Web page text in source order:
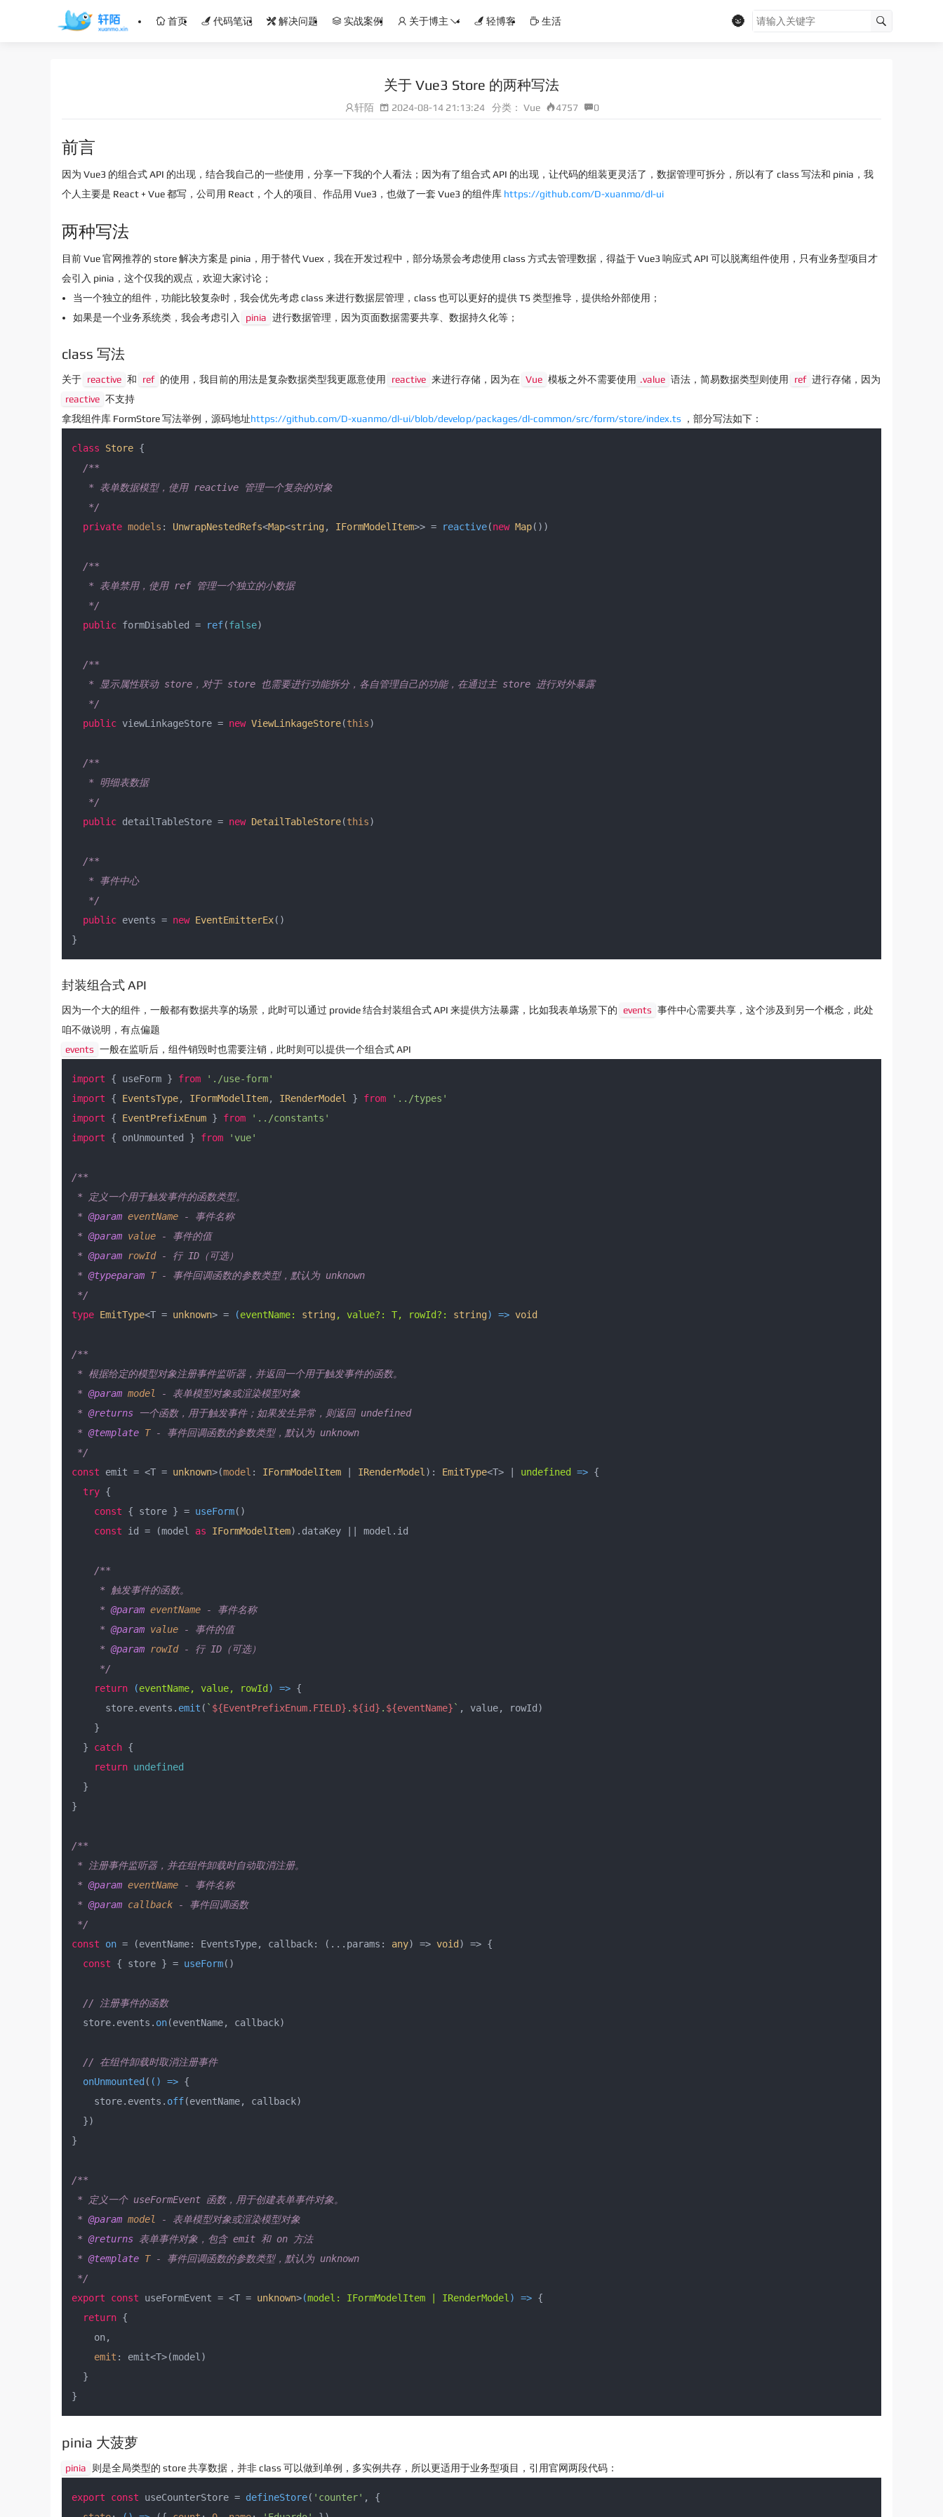
首页 代码笔记 解决问题 实战案例 关于博主 轻博客 生活 🌚
关于 Vue3 Store 的两种写法
轩陌 2024-08-14 21:13:24 分类： Vue 4757 0
前言
因为 Vue3 的组合式 API 的出现，结合我自己的一些使用，分享一下我的个人看法；因为有了组合式 API 的出现，让代码的组装更灵活了，数据管理可拆分，所以有了 class 写法和 pinia，我
个人主要是 React + Vue 都写，公司用 React，个人的项目、作品用 Vue3，也做了一套 Vue3 的组件库 https://github.com/D-xuanmo/dl-ui
两种写法
目前 Vue 官网推荐的 store 解决方案是 pinia，用于替代 Vuex，我在开发过程中，部分场景会考虑使用 class 方式去管理数据，得益于 Vue3 响应式 API 可以脱离组件使用，只有业务型项目才
会引入 pinia，这个仅我的观点，欢迎大家讨论；
当一个独立的组件，功能比较复杂时，我会优先考虑 class 来进行数据层管理，class 也可以更好的提供 TS 类型推导，提供给外部使用；
如果是一个业务系统类，我会考虑引入
pinia 进行数据管理，因为页面数据需要共享、数据持久化等；
class 写法
关于 reactive 和 ref 的使用，我目前的用法是复杂数据类型我更愿意使用 reactive 来进行存储，因为在 Vue 模板之外不需要使用 .value 语法，简易数据类型则使用 ref 进行存储，因为
reactive 不支持
拿我组件库 FormStore 写法举例，源码地址https://github.com/D-xuanmo/dl-ui/blob/develop/packages/dl-common/src/form/store/index.ts ，部分写法如下：
class Store {
/**
   * 表单数据模型，使用 reactive 管理一个复杂的对象
   */
private models : UnwrapNestedRefs<Map<string, IFormModelItem>> = reactive(new Map())
/**
   * 表单禁用，使用 ref 管理一个独立的小数据
   */
public formDisabled = ref(false)
/**
   * 显示属性联动 store，对于 store 也需要进行功能拆分，各自管理自己的功能，在通过主 store 进行对外暴露
   */
public viewLinkageStore = new ViewLinkageStore(this)
/**
   * 明细表数据
   */
public detailTableStore = new DetailTableStore(this)
/**
   * 事件中心
   */
public events = new EventEmitterEx()
}
封装组合式 API
因为一个大的组件，一般都有数据共享的场景，此时可以通过 provide 结合封装组合式 API 来提供方法暴露，比如我表单场景下的 events 事件中心需要共享，这个涉及到另一个概念，此处
咱不做说明，有点偏题
events 一般在监听后，组件销毁时也需要注销，此时则可以提供一个组合式 API
import { useForm } from
'./use-form'
import { EventsType, IFormModelItem, IRenderModel } from
'../types'
import { EventPrefixEnum } from
'../constants'
import { onUnmounted } from 'vue'
/**
* 定义一个用于触发事件的函数类型。
* @param eventName - 事件名称
* @param value - 事件的值
* @param rowId - 行 ID（可选）
* @typeparam T - 事件回调函数的参数类型，默认为 unknown
*/
type EmitType<T = unknown> = (eventName: string, value?: T, rowId?: string) => void
/**
* 根据给定的模型对象注册事件监听器，并返回一个用于触发事件的函数。
* @param model
- 表单模型对象或渲染模型对象
* @returns 一个函数，用于触发事件；如果发生异常，则返回 undefined
* @template T - 事件回调函数的参数类型，默认为 unknown
*/
const emit = <T = unknown>(model : IFormModelItem IRenderModel ): EmitType<T> | undefined => {
try {
const { store } = useForm()
const id = (model as IFormModelItem). dataKey || model. id
/**
     * 触发事件的函数。
     *
@param eventName - 事件名称
     *
@param value - 事件的值
     *
@param rowId - 行 ID（可选）
     */
return
(eventName, value, rowId ) => {
      store.
events . emit ( ` ${EventPrefixEnum.FIELD} . ${id} . ${eventName} ` , value, rowId)
    }
  }
catch {
return undefined
  }
}
/**
* 注册事件监听器，并在组件卸载时自动取消注册。
* @param eventName - 事件名称
* @param callback - 事件回调函数
*/
const
on = (eventName: EventsType, callback: (...params: any) => void ) => {
const { store } = useForm()
// 注册事件的函数
  store.
events . on(eventName, callback)
// 在组件卸载时取消注册事件
onUnmounted ( () => {
    store.
events . off(eventName, callback)
  })
}
/**
* 定义一个 useFormEvent 函数，用于创建表单事件对象。
* @param model
- 表单模型对象或渲染模型对象
* @returns 表单事件对象，包含 emit 和 on 方法
* @template T - 事件回调函数的参数类型，默认为 unknown
*/
export
const useFormEvent = <T = unknown>(model: IFormModelItem | IRenderModel ) => {
return {
    on,
emit : emit<T>(model)
  }
}
pinia 大菠萝
pinia 则是全局类型的 store 共享数据，并非 class 可以做到单例，多实例共存，所以更适用于业务型项目，引用官网两段代码：
export const useCounterStore = defineStore( 'counter' , {